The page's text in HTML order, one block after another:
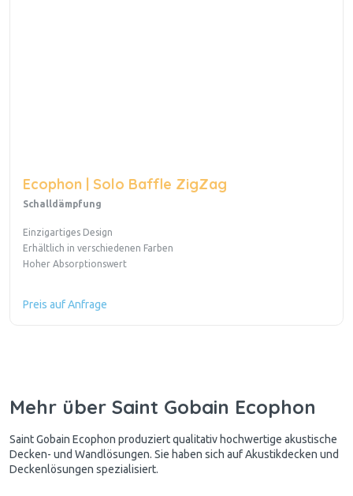
Ecophon | Solo Baffle ZigZag
Schalldämpfung
Einzigartiges Design
Erhältlich in verschiedenen Farben
Hoher Absorptionswert
Preis auf Anfrage
Mehr über Saint Gobain Ecophon
Saint Gobain Ecophon produziert qualitativ hochwertige akustische
Decken- und Wandlösungen. Sie haben sich auf Akustikdecken und
Deckenlösungen spezialisiert.